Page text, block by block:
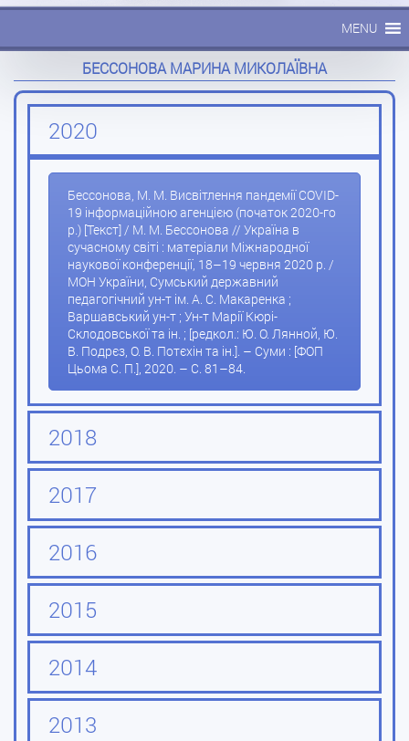
MENU
БЕССОНОВА МАРИНА МИКОЛАЇВНА
2020
Бессонова, М. М. Висвітлення пандемії COVID-
19 інформаційною агенцією (початок 2020-го
р.) [Текст] / М. М. Бессонова // Україна в
сучасному світі : матеріали Міжнародної
наукової конференції, 18–19 червня 2020 р. /
МОН України, Сумський державний
педагогічний ун-т ім. А. С. Макаренка ;
Варшавський ун-т ; Ун-т Марії Кюрі-
Склодовської та ін. ; [редкол.: Ю. О. Лянной, Ю.
В. Подрєз, О. В. Потєхін та ін.]. – Суми : [ФОП
Цьома С. П.], 2020. – С. 81–84.
2018
2017
2016
2015
2014
2013